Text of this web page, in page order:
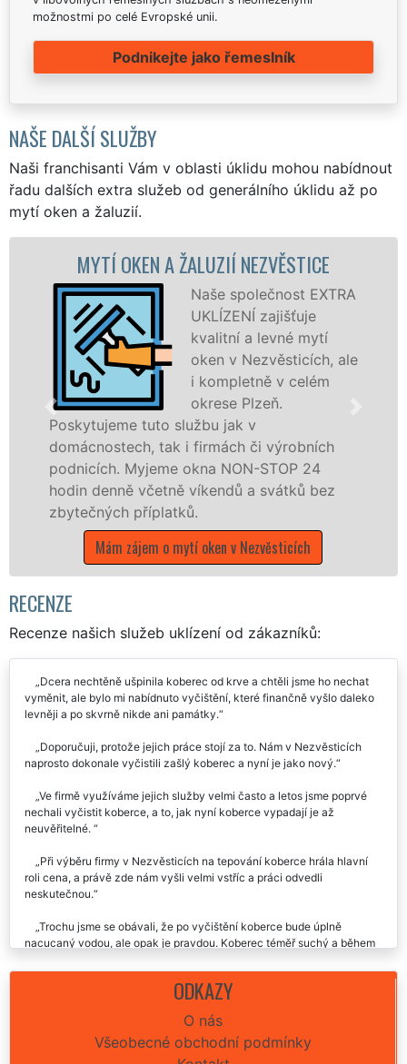
možnostmi po celé Evropské unii.
Podnikejte jako řemeslník
NAŠE DALŠÍ SLUŽBY
Naši franchisanti Vám v oblasti úklidu mohou nabídnout
řadu dalších extra služeb od generálního úklidu až po
mytí oken a žaluzií.
ŽALUZIÍ NEZVĚSTICE
Naše společnost EXTRA
UKLÍZENÍ zajišťuje
kvalitní a levné mytí
oken v Nezvěsticích, ale
i kompletně v celém
okrese Plzeň.
službu jak v
i firmách či výrobních
okna NON-STOP 24
víkendů a svátků bez
o mytí oken v Nezvěsticích
MYTÍ
dřevěná okna a
kompletní a
okrese Plzeň
víkendech a
Mám zájem o
RECENZE
Recenze našich služeb uklízení od zákazníků:
vyměnit, ale bylo mi nabídnuto vyčištění, které finančně vyšlo daleko
levněji a po skvrně nikde ani památky.
Doporučuji, protože jejich práce stojí za to. Nám v Nezvěsticích
naprosto dokonale vyčistili zašlý koberec a nyní je jako nový.
nechali vyčistit koberce, a to, jak nyní koberce vypadají je až
neuvěřitelné.
roli cena, a právě zde nám vyšli velmi vstříc a práci odvedli
neskutečnou.
Trochu jsme se obávali, že po vyčištění koberce bude úplně
nacucaný vodou, ale opak je pravdou. Koberec téměř suchý a během
Moc děkujeme za vyčištění. Koberec bychom jinak vyhodili.
ODKAZY